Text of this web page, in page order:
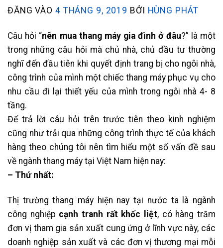
ĐĂNG VÀO 4 THÁNG 9, 2019 BỞI HÙNG PHÁT
Câu hỏi “nên mua thang máy gia đình ở đâu?” là một
trong những câu hỏi mà chủ nhà, chủ đầu tư thường
nghĩ đến đầu tiên khi quyết định trang bị cho ngôi nhà,
công trình của mình một chiếc thang máy phục vụ cho
nhu cầu đi lại thiết yếu của mình trong ngôi nhà 4- 8
tầng.
Để trả lời câu hỏi trên trước tiên theo kinh nghiệm
cũng như trải qua những công trình thực tế của khách
hàng theo chúng tôi nên tìm hiểu một số vấn đề sau
về ngành thang máy tại Việt Nam hiện nay:
– Thứ nhất:
Thị trường thang máy hiện nay tại nước ta là ngành
công nghiệp cạnh tranh rất khốc liệt, có hàng trăm
đơn vị tham gia sản xuất cung ứng ở lĩnh vực này, các
doanh nghiệp sản xuất và các đơn vị thương mại mỗi